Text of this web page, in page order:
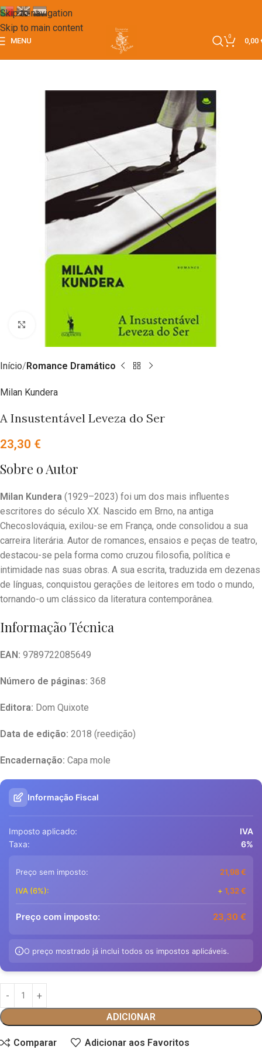
Skip to navigation
Skip to main content
MENU
0
0,00
Clique para ampliar
Início Romance Dramático
Milan Kundera
A Insustentável Leveza do Ser
23,30 €
Sobre o Autor
Milan Kundera (1929–2023) foi um dos mais influentes
escritores do século XX. Nascido em Brno, na antiga
Checoslováquia, exilou-se em França, onde consolidou a sua
carreira literária. Autor de romances, ensaios e peças de teatro,
destacou-se pela forma como cruzou filosofia, política e
intimidade nas suas obras. A sua escrita, traduzida em dezenas
de línguas, conquistou gerações de leitores em todo o mundo,
tornando-o um clássico da literatura contemporânea.
Informação Técnica
EAN: 9789722085649
Número de páginas: 368
Editora: Dom Quixote
Data de edição: 2018 (reedição)
Encadernação: Capa mole
Informação Fiscal
Imposto aplicado:
IVA
Taxa:
6%
Preço sem imposto: 21,98€
IVA (6%):
+ 1,32€
Preço com imposto: 23,30 €
O preço mostrado já inclui todos os impostos aplicáveis.
ADICIONAR
Comparar Adicionar aos Favoritos